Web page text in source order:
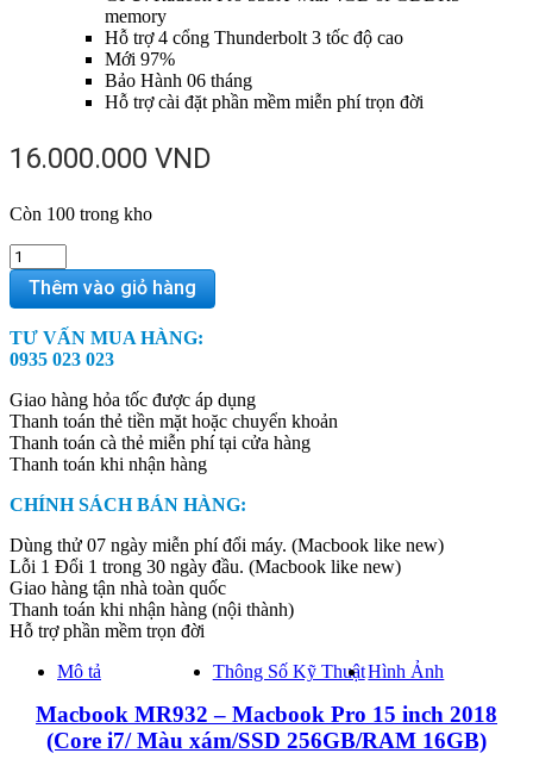
memory
Hỗ trợ 4 cổng Thunderbolt 3 tốc độ cao
Mới 97%
Bảo Hành 06 tháng
Hỗ trợ cài đặt phần mềm miễn phí trọn đời
16.000.000 VND
Còn 100 trong kho
MacBook
Pro
2018
256Gb
-
97%
quantity
Thêm vào giỏ hàng
TƯ VẤN MUA HÀNG:
0935 023 023
Giao hàng hỏa tốc được áp dụng
Thanh toán thẻ tiền mặt hoặc chuyển khoản
Thanh toán cà thẻ miễn phí tại cửa hàng
Thanh toán khi nhận hàng
CHÍNH SÁCH BÁN HÀNG:
Dùng thử 07 ngày miễn phí đổi máy. (Macbook like new)
Lỗi 1 Đổi 1 trong 30 ngày đầu. (Macbook like new)
Giao hàng tận nhà toàn quốc
Thanh toán khi nhận hàng (nội thành)
Hỗ trợ phần mềm trọn đời
Mô tả
Thông Số Kỹ ThuậtHình Ảnh
Macbook MR932 – Macbook Pro 15 inch 2018
(Core i7/ Màu xám/SSD 256GB/RAM 16GB)